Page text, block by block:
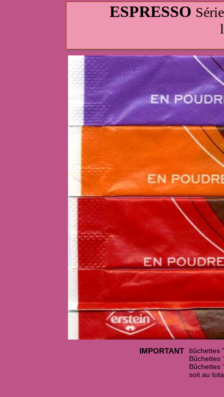
IMPORTANT Bûchettes
Bûchettes
Bûchettes
soit au
ESPRESSO